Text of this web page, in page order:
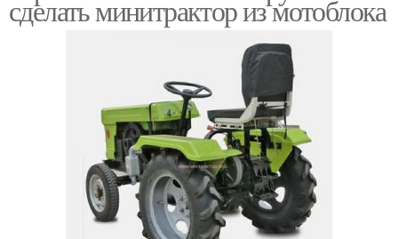
сделать минитрактор из мотоблока